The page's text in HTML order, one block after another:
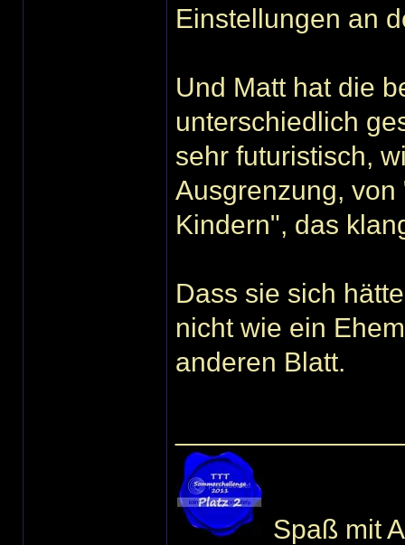
Einstellungen an
Und Matt hat die
unterschiedlich
sehr futuristisch,
Ausgrenzung,
Kindern", das
Dass sie sich
nicht wie ein
anderen Blatt.
Spaß mit